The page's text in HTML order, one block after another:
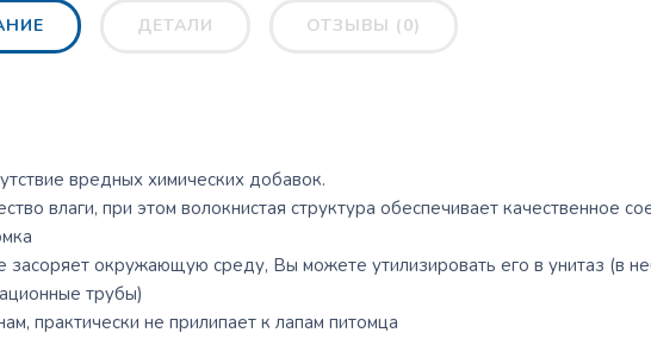
ДЕТАЛИ ОТЗЫВЫ (0)
вредных химических добавок.
влаги, при этом волокнистая структура обеспечивает качественное
окружающую среду, Вы можете утилизировать его в унитаз (в
трубы)
практически не прилипает к лапам питомца